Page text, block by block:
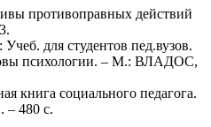
противоправных действий
для студентов пед.вузов.
психологии. – М.: ВЛАДОС,
книга социального педагога.
480 с.